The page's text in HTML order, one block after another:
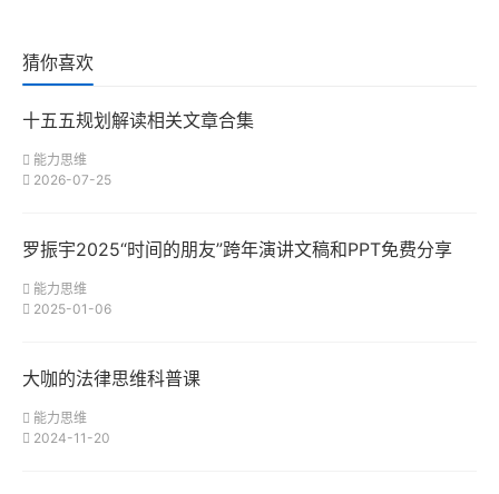
猜你喜欢
十五五规划解读相关文章合集
能力思维
2026-07-25
罗振宇2025“时间的朋友”跨年演讲文稿和PPT免费分享
能力思维
2025-01-06
大咖的法律思维科普课
能力思维
2024-11-20